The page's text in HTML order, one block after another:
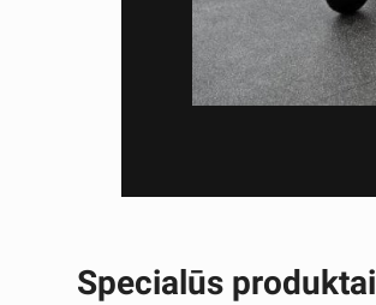
Specialūs produktai